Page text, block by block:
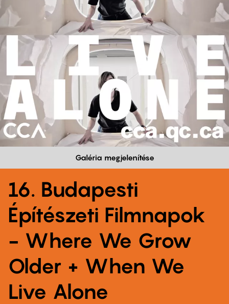
Galéria megjelenítése
16. Budapesti
Építészeti Filmnapok
- Where We Grow
Older + When We
Live Alone